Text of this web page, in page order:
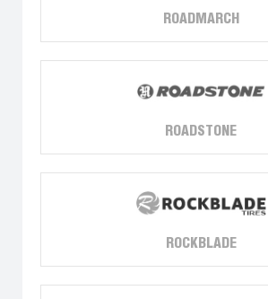
ROADMARCH
ROADSTONE
ROCKBLADE